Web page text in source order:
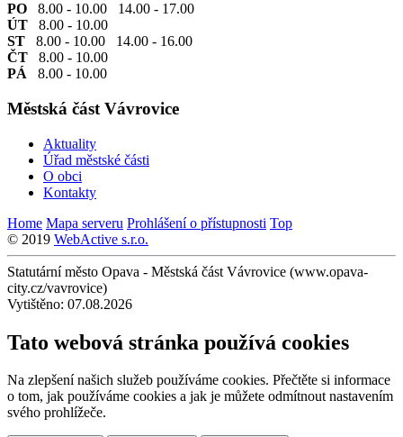
PO 8.00 - 10.00 14.00 - 17.00
ÚT 8.00 - 10.00
ST 8.00 - 10.00 14.00 - 16.00
ČT 8.00 - 10.00
PÁ 8.00 - 10.00
Městská část Vávrovice
Aktuality
Úřad městské části
O obci
Kontakty
Home Mapa serveru Prohlášení o přístupnosti Top
© 2019 WebActive s.r.o.
Statutární město Opava - Městská část Vávrovice (www.opava-
city.cz/vavrovice)
Vytištěno: 07.08.2026
Tato webová stránka používá cookies
Na zlepšení našich služeb používáme cookies. Přečtěte si informace
o tom, jak používáme cookies a jak je můžete odmítnout nastavením
svého prohlížeče.